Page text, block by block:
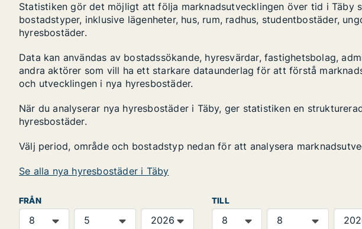
Statistiken gör det möjligt att följa marknadsutvecklingen över tid i Täby
bostadstyper, inklusive lägenheter, hus, rum, radhus, studentbostäder,
hyresbostäder.
Data kan användas av bostadssökande, hyresvärdar, fastighetsbolag,
andra aktörer som vill ha ett starkare dataunderlag för att förstå
och utvecklingen i nya hyresbostäder.
När du analyserar nya hyresbostäder i Täby, ger statistiken en
hyresbostäder.
Välj period, område och bostadstyp nedan för att analysera
Se alla nya hyresbostäder i Täby
FRÅN TILL